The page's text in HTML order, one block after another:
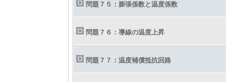
問題７５：膨張係数と温度係数
問題７６：導線の温度上昇
問題７７：温度補償抵抗回路